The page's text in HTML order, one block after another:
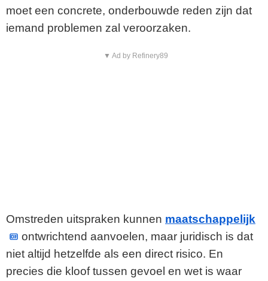
moet een concrete, onderbouwde reden zijn dat
iemand problemen zal veroorzaken.
▼ Ad by Refinery89
Omstreden uitspraken kunnen maatschappelijk
ontwrichtend aanvoelen, maar juridisch is dat
niet altijd hetzelfde als een direct risico. En
precies die kloof tussen gevoel en wet is waar